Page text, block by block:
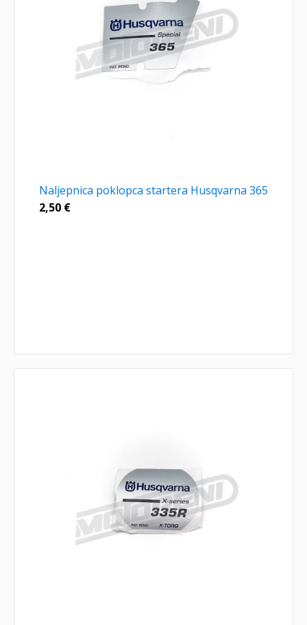
Naljepnica poklopca startera Husqvarna 365
2,50 €